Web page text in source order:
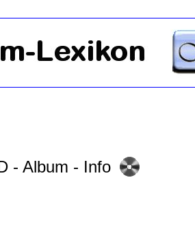
- Album - Info